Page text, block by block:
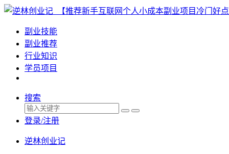
副业技能
副业推荐
行业知识
学员项目
搜索
登录/注册
逆林创业记